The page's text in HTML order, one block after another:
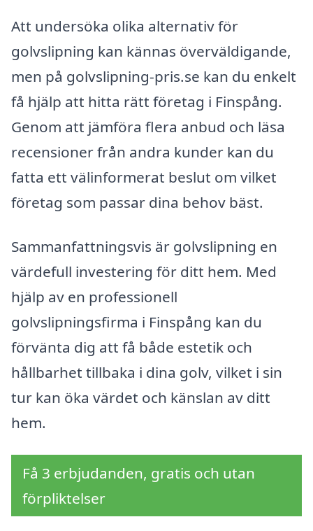
Att undersöka olika alternativ för
golvslipning kan kännas överväldigande,
men på golvslipning-pris.se kan du enkelt
få hjälp att hitta rätt företag i Finspång.
Genom att jämföra flera anbud och läsa
recensioner från andra kunder kan du
fatta ett välinformerat beslut om vilket
företag som passar dina behov bäst.
Sammanfattningsvis är golvslipning en
värdefull investering för ditt hem. Med
hjälp av en professionell
golvslipningsfirma i Finspång kan du
förvänta dig att få både estetik och
hållbarhet tillbaka i dina golv, vilket i sin
tur kan öka värdet och känslan av ditt
hem.
Få 3 erbjudanden, gratis och utan
förpliktelser